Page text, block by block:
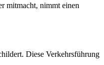
mitmacht, nimmt einen
Diese Verkehrsführung